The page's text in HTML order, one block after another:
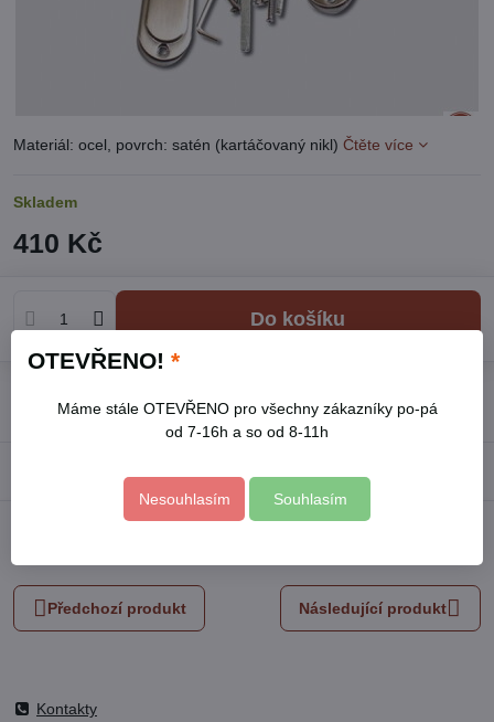
Materiál: ocel, povrch: satén (kartáčovaný nikl) Čtěte více
Skladem
410 Kč
Do košíku
mail
Předchozí produkt Následující produkt
Kontakty
OTEVŘENO! *
Máme stále OTEVŘENO pro všechny zákazníky po-pá
od 7-16h a so od 8-11h
Nesouhlasím Souhlasím